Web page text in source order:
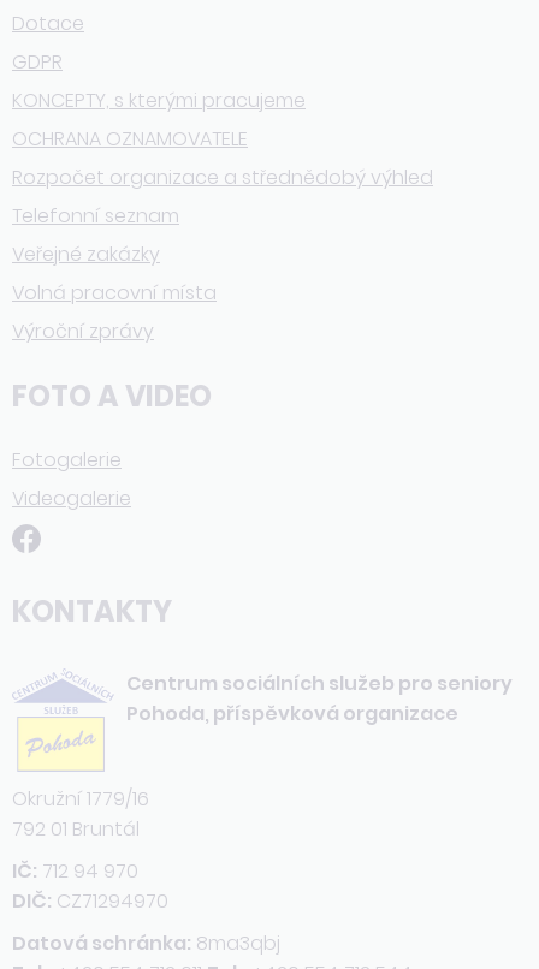
Dotace
GDPR
KONCEPTY, s kterými pracujeme
OCHRANA OZNAMOVATELE
Rozpočet organizace a střednědobý výhled
Telefonní seznam
Veřejné zakázky
Volná pracovní místa
Výroční zprávy
FOTO A VIDEO
Fotogalerie
Videogalerie
KONTAKTY
Centrum sociálních služeb pro seniory
Pohoda, příspěvková organizace
Okružní 1779/16
792 01 Bruntál
IČ: 712 94 970
DIČ: CZ71294970
Datová schránka: 8ma3qbj